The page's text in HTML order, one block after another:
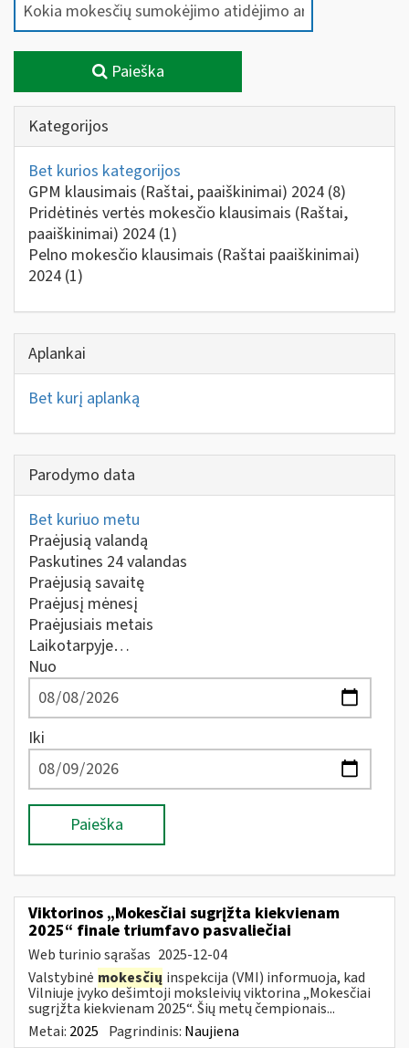
Paieška
Kategorijos
Bet kurios kategorijos
GPM klausimais (Raštai, paaiškinimai) 2024 (8)
Pridėtinės vertės mokesčio klausimais (Raštai,
paaiškinimai) 2024 (1)
Pelno mokesčio klausimais (Raštai paaiškinimai)
2024 (1)
Aplankai
Bet kurį aplanką
Parodymo data
Bet kuriuo metu
Praėjusią valandą
Paskutines 24 valandas
Praėjusią savaitę
Praėjusį mėnesį
Praėjusiais metais
Laikotarpyje…
Nuo
Iki
Paieška
Viktorinos „Mokesčiai sugrįžta kiekvienam
2025“ finale triumfavo pasvaliečiai
Web turinio sąrašas 2025-12-04
Valstybinė mokesčių inspekcija (VMI) informuoja, kad
Vilniuje įvyko dešimtoji moksleivių viktorina „Mokesčiai
sugrįžta kiekvienam 2025“. Šių metų čempionais...
Metai: 2025 Pagrindinis: Naujiena